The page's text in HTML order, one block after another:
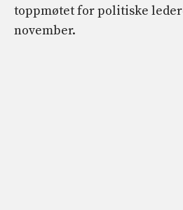
toppmøtet for politiske
november.